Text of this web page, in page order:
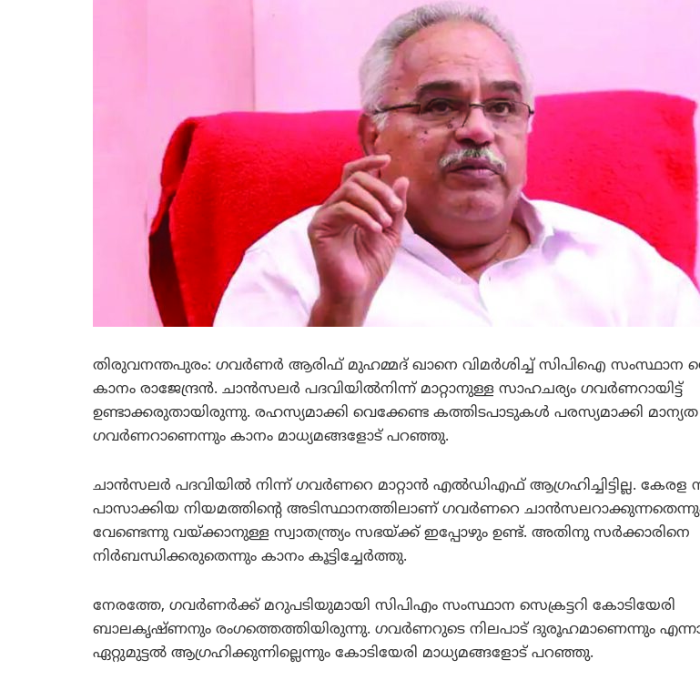
തിരുവനന്തപുരം: ഗവര്‍ണര്‍ ആരിഫ് മുഹമ്മദ് ഖാനെ വിമര്‍ശിച്ച് സിപിഐ സംസ്ഥാന
കാനം രാജേന്ദ്രന്‍. ചാന്‍സലര്‍ പദവിയില്‍നിന്ന് മാറ്റാനുള്ള സാഹചര്യം ഗവര്‍ണറായിട്ട്
ഉണ്ടാക്കരുതായിരുന്നു. രഹസ്യമാക്കി വെക്കേണ്ട കത്തിടപാടുകള്‍ പരസ്യമാക്കി മാന്യത
ഗവര്‍ണറാണെന്നും കാനം മാധ്യമങ്ങളോട് പറഞ്ഞു.
ചാന്‍സലര്‍ പദവിയില്‍ നിന്ന് ഗവര്‍ണറെ മാറ്റാന്‍ എല്‍ഡിഎഫ് ആഗ്രഹിച്ചിട്ടില്ല. കേരള
പാസാക്കിയ നിയമത്തിന്റെ അടിസ്ഥാനത്തിലാണ് ഗവര്‍ണറെ
വേണ്ടെന്നു വയ്ക്കാനുള്ള സ്വാതന്ത്ര്യം സഭയ്ക്ക് ഇപ്പോഴും ഉണ്ട്. അതിനു സര്‍ക്കാരിനെ
നിര്‍ബന്ധിക്കരുതെന്നും കാനം കൂട്ടിച്ചേര്‍ത്തു.
നേരത്തേ, ഗവര്‍ണര്‍ക്ക് മറുപടിയുമായി സിപിഎം സംസ്ഥാന സെക്രട്ടറി കോടിയേരി
ബാലകൃഷ്ണനും രംഗത്തെത്തിയിരുന്നു. ഗവര്‍ണറുടെ നിലപാട് ദുരൂഹമാണെന്നും
ഏറ്റുമുട്ടല്‍ ആഗ്രഹിക്കുന്നില്ലെന്നും കോടിയേരി മാധ്യമങ്ങളോട് പറഞ്ഞു.